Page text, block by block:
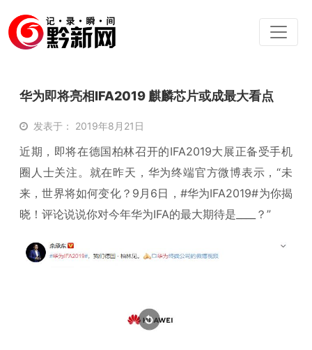
华为即将亮相IFA2019 麒麟芯片或成最大看点
发表于： 2019年8月21日
近期，即将在德国柏林召开的IFA2019大展正备受手机
圈人士关注。就在昨天，华为终端官方微博表示，“未
来，世界将如何变化？9月6日，#华为IFA2019#为你揭
晓！评论说说你对今年华为IFA的最大期待是____？”